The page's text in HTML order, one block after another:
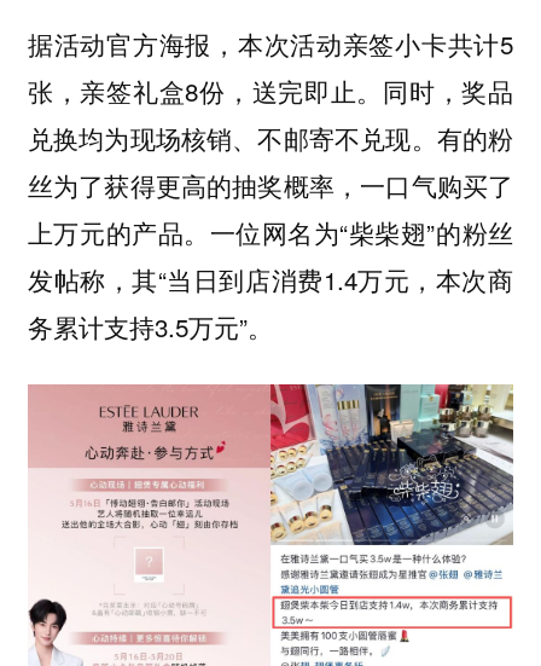
据活动官方海报，本次活动亲签小卡共计5
张，亲签礼盒8份，送完即止。同时，奖品
兑换均为现场核销、不邮寄不兑现。有的粉
丝为了获得更高的抽奖概率，一口气购买了
上万元的产品。一位网名为“柴柴翅”的粉丝
发帖称，其“当日到店消费1.4万元，本次商
务累计支持3.5万元”。